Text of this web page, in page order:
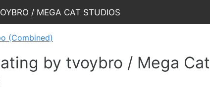
/ Mega Cat Studios
(Combined)
by tvoybro / Mega Cat